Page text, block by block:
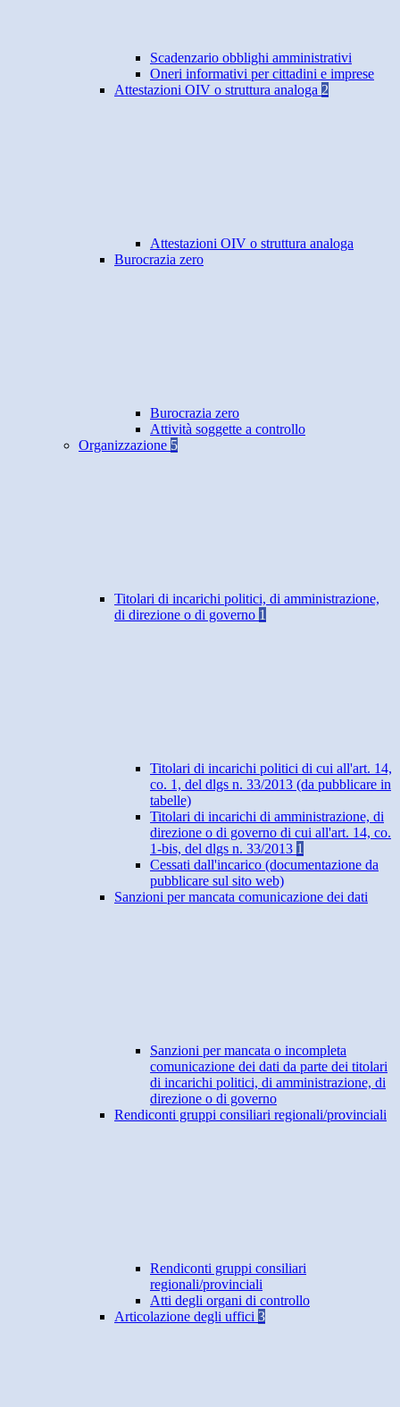
Scadenzario obblighi amministrativi
Oneri informativi per cittadini e imprese
Attestazioni OIV o struttura analoga 2
Attestazioni OIV o struttura analoga
Burocrazia zero
Burocrazia zero
Attività soggette a controllo
Organizzazione 5
Titolari di incarichi politici, di amministrazione,
di direzione o di governo 1
Titolari di incarichi politici di cui all'art. 14,
co. 1, del dlgs n. 33/2013 (da pubblicare in
tabelle)
Titolari di incarichi di amministrazione, di
direzione o di governo di cui all'art. 14, co.
1-bis, del dlgs n. 33/2013 1
Cessati dall'incarico (documentazione da
pubblicare sul sito web)
Sanzioni per mancata comunicazione dei dati
Sanzioni per mancata o incompleta
comunicazione dei dati da parte dei titolari
di incarichi politici, di amministrazione, di
direzione o di governo
Rendiconti gruppi consiliari regionali/provinciali
Rendiconti gruppi consiliari
regionali/provinciali
Atti degli organi di controllo
Articolazione degli uffici 3